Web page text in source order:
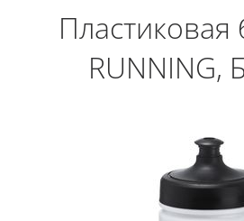
Пластиковая
RUNNING,